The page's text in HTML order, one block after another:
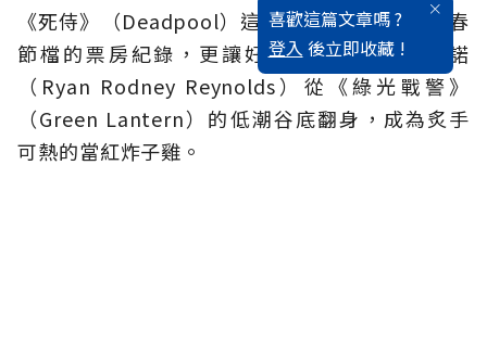
喜歡這篇文章嗎 ?
登入 後立即收藏 !
《死侍》（Deadpool）這部電影不但打破台灣春
節檔的票房紀錄，更讓好萊塢男星萊恩．萊諾
（Ryan Rodney Reynolds）從《綠光戰警》
（Green Lantern）的低潮谷底翻身，成為炙手
可熱的當紅炸子雞。